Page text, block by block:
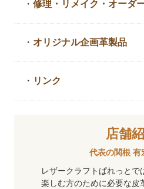
・修理・リメイク・ オーダ
・ オリジナル企画革製品
・ リンク
店舗
代表の関根 有
レザークラフトぱれっとで
楽しむ方のために必要な皮